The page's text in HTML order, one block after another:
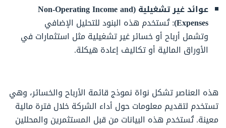
عوائد غير تشغيلية (Non-Operating Income and
Expenses) : تُستخدم هذه البنود للتحليل الإضافي
وتشمل أرباح أو خسائر غير تشغيلية مثل استثمارات في
الأوراق المالية أو تكاليف إعادة هيكلة.
هذه العناصر تشكل نواة نموذج قائمة الأرباح والخسائر، وهي
تستخدم لتقديم معلومات حول أداء الشركة خلال فترة مالية
معينة. تُستخدم هذه البيانات من قبل المستثمرين والمحللين